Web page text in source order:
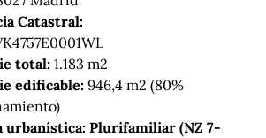
Catastral:
total: 1.183 m2
edificable: 946,4 m2 (80%
urbanística: Plurifamiliar (NZ 7-